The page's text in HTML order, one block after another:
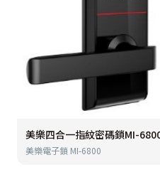
美樂四合一指紋密碼鎖MI-
美樂電子鎖 MI-6800